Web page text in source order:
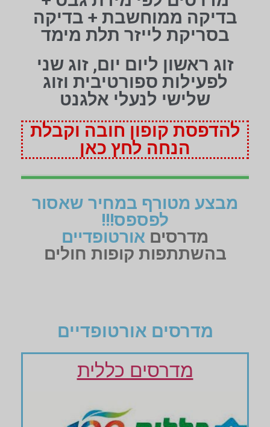
בדיקה ממוחשבת + בדיקה
בסריקת לייזר תלת מימד
זוג ראשון ליום יום, זוג שני
לפעילות ספורטיבית וזוג
שלישי לנעלי אלגנט
להדפסת קופון חובה וקבלת
הנחה לחץ כאן
מבצע מטורף במחיר שאסור
לפספס!!!
מדרסים אורטופדיים
בהשתתפות קופות חולים
מדרסים אורטופדיים
מדרסים כללית